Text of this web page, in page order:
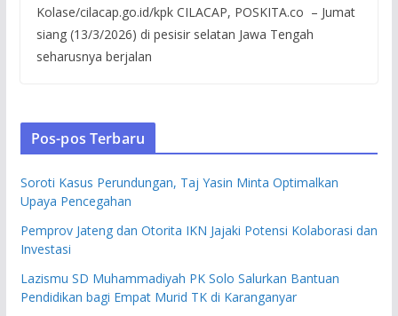
Kolase/cilacap.go.id/kpk CILACAP, POSKITA.co – Jumat
siang (13/3/2026) di pesisir selatan Jawa Tengah
seharusnya berjalan
Pos-pos Terbaru
Soroti Kasus Perundungan, Taj Yasin Minta Optimalkan
Upaya Pencegahan
Pemprov Jateng dan Otorita IKN Jajaki Potensi Kolaborasi dan
Investasi
Lazismu SD Muhammadiyah PK Solo Salurkan Bantuan
Pendidikan bagi Empat Murid TK di Karanganyar